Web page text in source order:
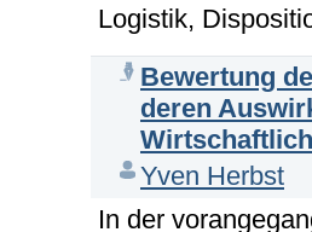
Logistik,
Bewertung
deren
Yven Herbst
In der